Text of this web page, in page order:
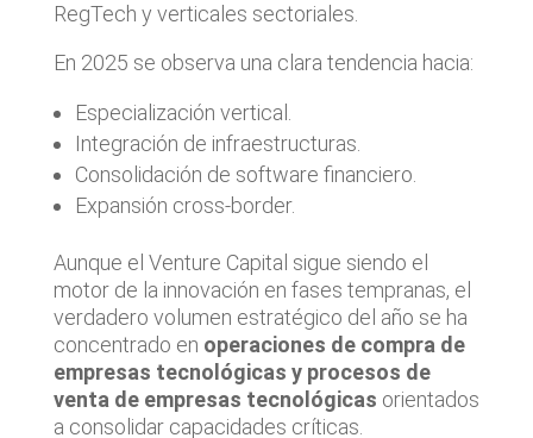
RegTech y verticales sectoriales.
En 2025 se observa una clara tendencia hacia:
Especialización vertical.
Integración de infraestructuras.
Consolidación de software financiero.
Expansión cross-border.
Aunque el Venture Capital sigue siendo el
motor de la innovación en fases tempranas, el
verdadero volumen estratégico del año se ha
concentrado en operaciones de compra de
empresas tecnológicas y procesos de
venta de empresas tecnológicas orientados
a consolidar capacidades críticas.